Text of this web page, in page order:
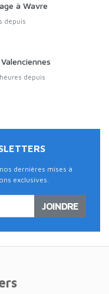
à Wavre
depuis
depuis
dernières mises à
exclusives.
JOINDRE